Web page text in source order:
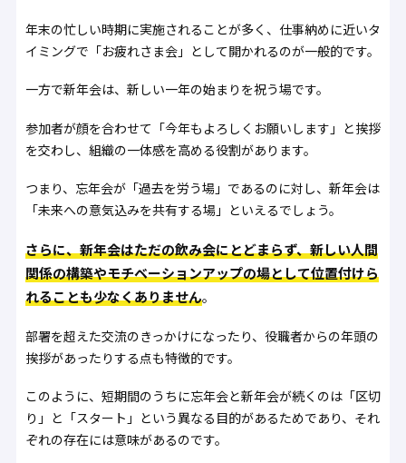
年末の忙しい時期に実施されることが多く、仕事納めに近いタ
イミングで「お疲れさま会」として開かれるのが一般的です。
一方で新年会は、新しい一年の始まりを祝う場です。
参加者が顔を合わせて「今年もよろしくお願いします」と挨拶
を交わし、組織の一体感を高める役割があります。
つまり、忘年会が「過去を労う場」であるのに対し、新年会は
「未来への意気込みを共有する場」といえるでしょう。
さらに、新年会はただの飲み会にとどまらず、新しい人間
関係の構築やモチベーションアップの場として位置付けら
れることも少なくありません。
部署を超えた交流のきっかけになったり、役職者からの年頭の
挨拶があったりする点も特徴的です。
このように、短期間のうちに忘年会と新年会が続くのは「区切
り」と「スタート」という異なる目的があるためであり、それ
ぞれの存在には意味があるのです。